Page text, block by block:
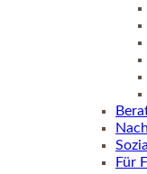
Für